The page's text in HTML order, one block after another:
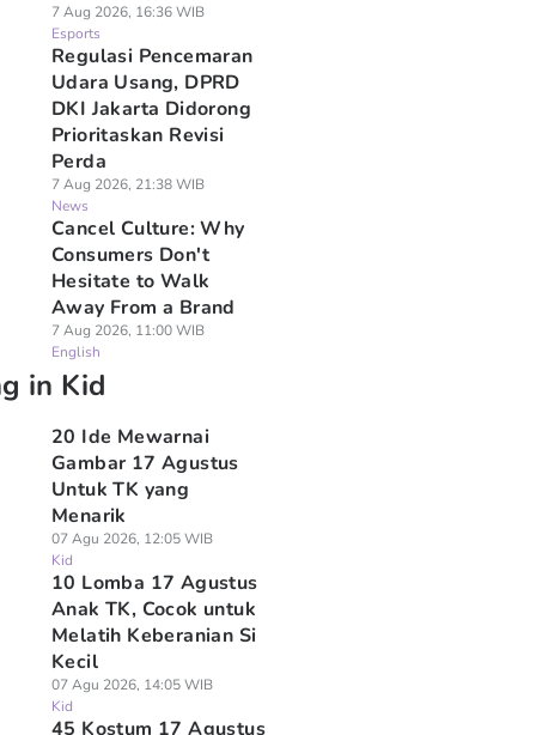
7 Aug 2026, 16:36 WIB
Esports
Regulasi Pencemaran
Udara Usang, DPRD
DKI Jakarta Didorong
Prioritaskan Revisi
Perda
7 Aug 2026, 21:38 WIB
News
Cancel Culture: Why
Consumers Don't
Hesitate to Walk
Away From a Brand
7 Aug 2026, 11:00 WIB
English
in Kid
20 Ide Mewarnai
Gambar 17 Agustus
Untuk TK yang
Menarik
07 Agu 2026, 12:05 WIB
Kid
10 Lomba 17 Agustus
Anak TK, Cocok untuk
Melatih Keberanian Si
Kecil
07 Agu 2026, 14:05 WIB
Kid
45 Kostum 17 Agustus